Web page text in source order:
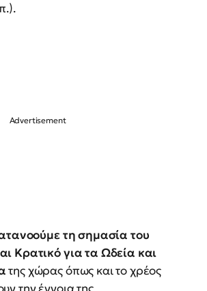
τη σημασία του
Κρατικό για τα Ωδεία και
της χώρας όπως και το χρέος